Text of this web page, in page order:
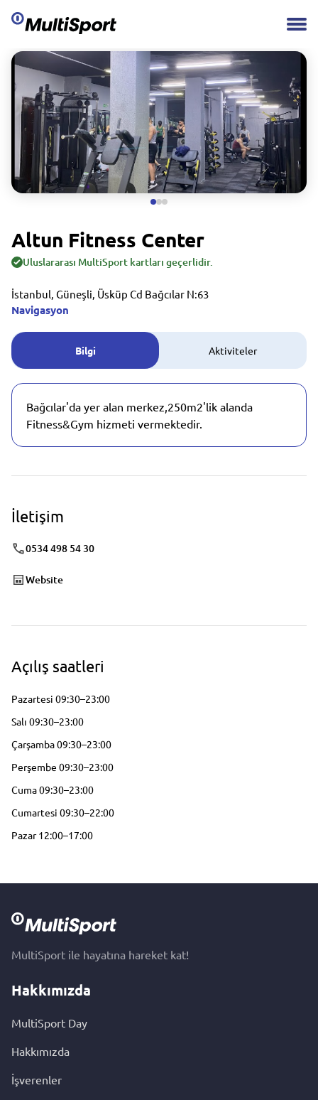
Altun Fitness Center
Uluslararası MultiSport kartları geçerlidir.
İstanbul, Güneşli, Üsküp Cd Bağcılar N:63
Navigasyon
Bilgi Aktiviteler
Bağcılar'da yer alan merkez,250m2'lik alanda
Fitness&Gym hizmeti vermektedir.
İletişim
0534 498 54 30
Website
Açılış saatleri
Pazartesi 09:30–23:00
Salı 09:30–23:00
Çarşamba 09:30–23:00
Perşembe 09:30–23:00
Cuma 09:30–23:00
Cumartesi 09:30–22:00
Pazar 12:00–17:00
MultiSport ile hayatına hareket kat!
Hakkımızda
MultiSport Day
Hakkımızda
İşverenler